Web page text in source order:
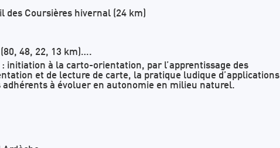
des Coursières hivernal (24 km)
48, 22, 13 km)….
: initiation à la carto-orientation, par l’apprentissage des
et de lecture de carte, la pratique ludique d’applications
adhérents à évoluer en autonomie en milieu naturel.